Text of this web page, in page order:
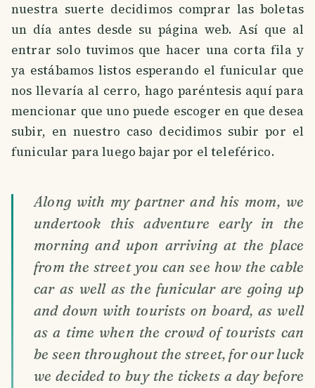
nuestra suerte decidimos comprar las boletas
un día antes desde su página web. Así que al
entrar solo tuvimos que hacer una corta fila y
ya estábamos listos esperando el funicular que
nos llevaría al cerro, hago paréntesis aquí para
mencionar que uno puede escoger en que desea
subir, en nuestro caso decidimos subir por el
funicular para luego bajar por el teleférico.
Along with my partner and his mom, we
undertook this adventure early in the
morning and upon arriving at the place
from the street you can see how the cable
car as well as the funicular are going up
and down with tourists on board, as well
as a time when the crowd of tourists can
be seen throughout the street, for our luck
we decided to buy the tickets a day before